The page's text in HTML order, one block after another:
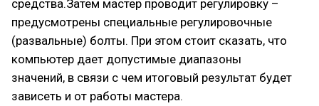
средства.Затем мастер проводит регулировку –
предусмотрены специальные регулировочные
(развальные) болты. При этом стоит сказать, что
компьютер дает допустимые диапазоны
значений, в связи с чем итоговый результат будет
зависеть и от работы мастера.